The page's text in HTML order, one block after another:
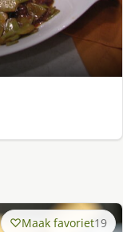
Maak favoriet19